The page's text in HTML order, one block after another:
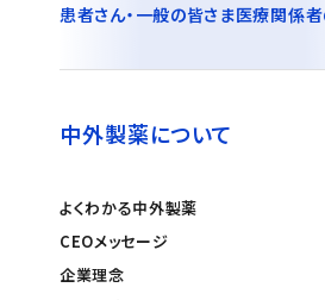
患者さん・一般の皆さま医療関係
中外製薬について
よくわかる中外製薬
CEOメッセージ
企業理念